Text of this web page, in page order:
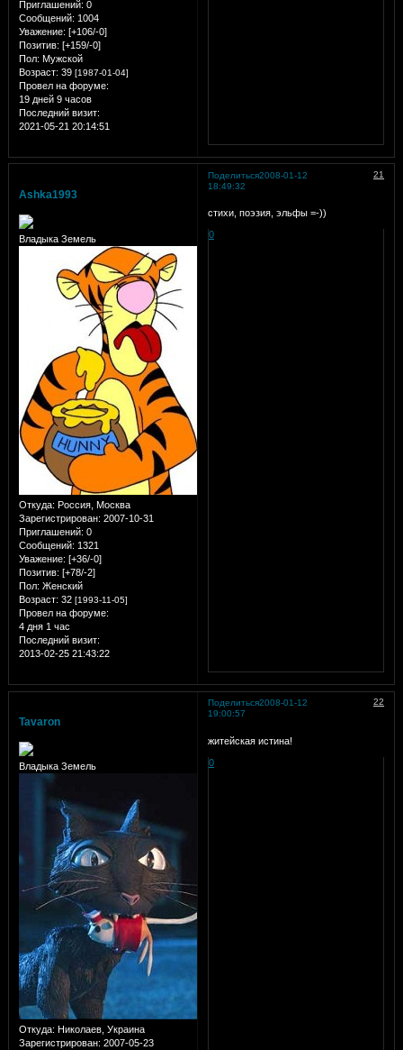
Приглашений: 0
Сообщений: 1004
Уважение: [+106/-0]
Позитив: [+159/-0]
Пол: Мужской
Возраст: 39 [1987-01-04]
Провел на форуме:
19 дней 9 часов
Последний визит:
2021-05-21 20:14:51
Поделиться 21
2008-01-12
18:49:32
Ashka1993
Владыка Земель
Откуда: Россия, Москва
Зарегистрирован: 2007-10-31
Приглашений: 0
Сообщений: 1321
Уважение: [+36/-0]
Позитив: [+78/-2]
Пол: Женский
Возраст: 32 [1993-11-05]
Провел на форуме:
4 дня 1 час
Последний визит:
2013-02-25 21:43:22
стихи, поэзия, эльфы =-))
0
Поделиться 22
2008-01-12
19:00:57
Tavaron
Владыка Земель
Откуда: Николаев, Украина
Зарегистрирован: 2007-05-23
житейская истина!
0